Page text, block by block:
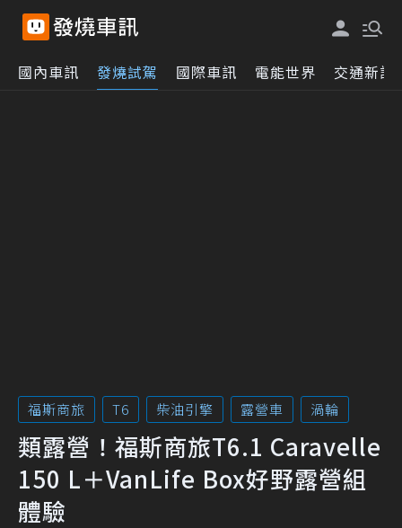
國內車訊 發燒試駕 國際車訊 電能世界 交通新訊
福斯商旅 T6 柴油引擎 露營車 渦輪
類露營！福斯商旅T6.1 Caravelle
150 L＋VanLife Box好野露營組
體驗